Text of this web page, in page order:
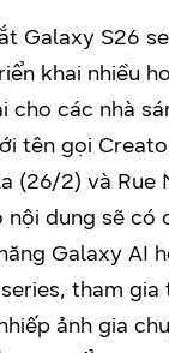
Galaxy S26
khai nhiều
cho các nhà
tên gọi
(26/2) và Rue
nội dung sẽ có
Galaxy AI
tham gia
ảnh gia